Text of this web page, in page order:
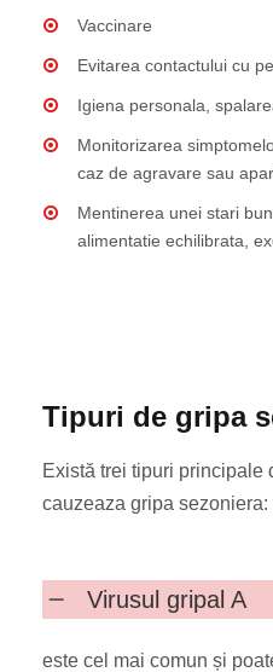
Vaccinare
Evitarea contactului cu
Igiena personala,
Monitorizarea
caz de agravare sau
Mentinerea unei stari
alimentatie echilibrata,
Tipuri de gripa
Există trei tipuri principale
cauzeaza gripa
Virusul gripal A
este cel mai comun și